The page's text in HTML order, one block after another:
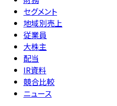
セグメント
地域別売上
従業員
大株主
配当
IR資料
競合比較
ニュース